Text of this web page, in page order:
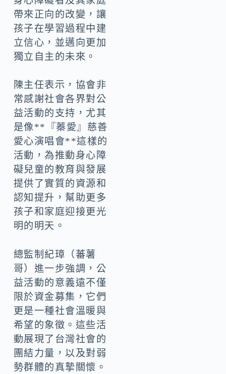
帶來正向的改變，讓
孩子在學習過程中建
立信心，並邁向更加
獨立自主的未來。
陳主任表示，協會非
常感謝社會各界對公
益活動的支持，尤其
是像**『蓁愛』慈善
愛心演唱會**這樣的
活動，為推動身心障
礙兒童的教育與發展
提供了實質的資源和
認知提升，幫助更多
孩子和家庭迎接更光
明的明天。
總監制紀璋（蕃薯
哥）進一步強調，公
益活動的意義遠不僅
限於資金募集，它們
更是一種社會溫暖與
希望的象徵。這些活
動展現了台灣社會的
團結力量，以及對弱
勢群體的真摯關懷。